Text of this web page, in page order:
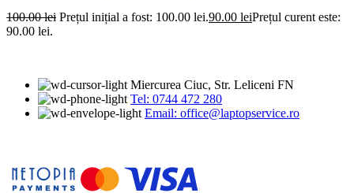
100.00lei Prețul inițial a fost: 100.00 lei.90.00 leiPrețul curent este:
90.00 lei.
Miercurea Ciuc, Str. Leliceni FN
Tel: 0744 472 280
Email: office@laptopservice.ro